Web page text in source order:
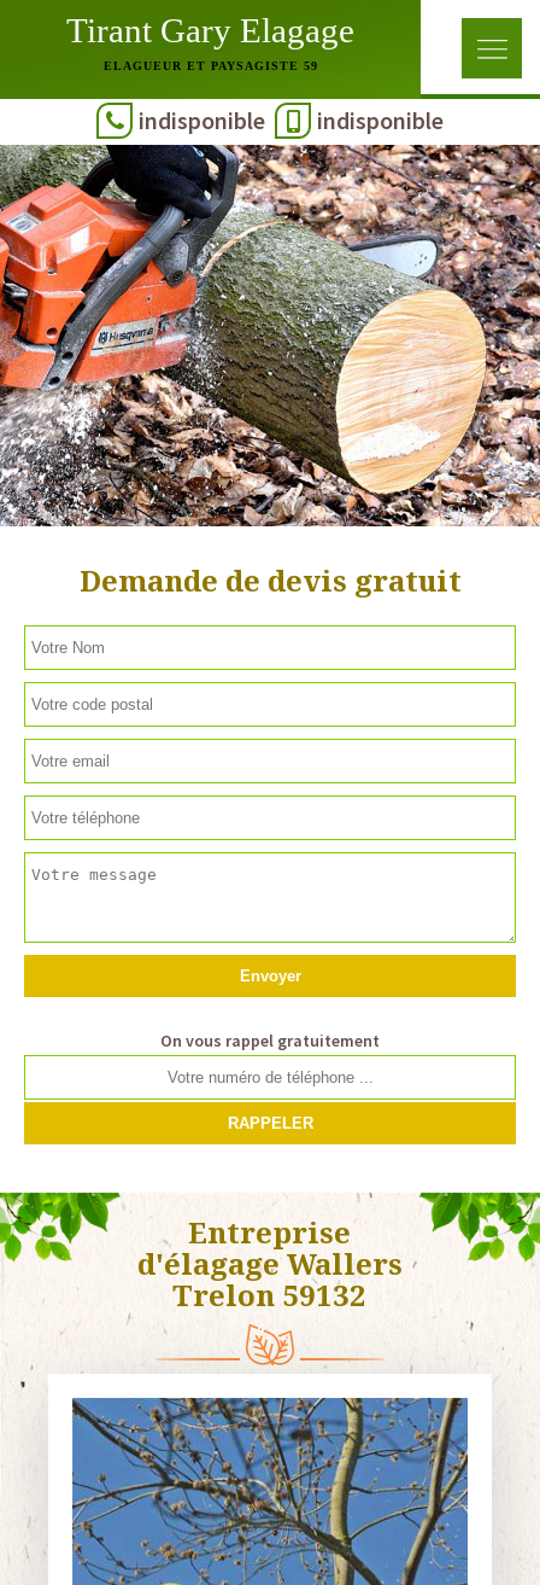
Tirant Gary Elagage
ELAGUEUR ET PAYSAGISTE 59
indisponible indisponible
Demande de devis gratuit
On vous rappel gratuitement
Entreprise
d'élagage Wallers
Trelon 59132